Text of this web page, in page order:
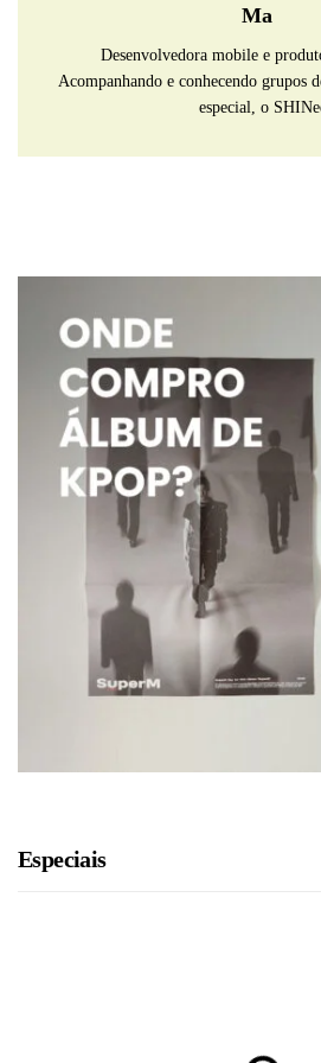
Ma
Desenvolvedora mobile e
Acompanhando e conhecendo grupos
especial, o
Especiais